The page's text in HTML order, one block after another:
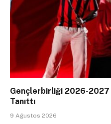
Gençlerbirliği 2026-2027
Tanıttı
9 Ağustos 2026